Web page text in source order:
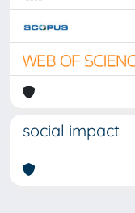
social impact